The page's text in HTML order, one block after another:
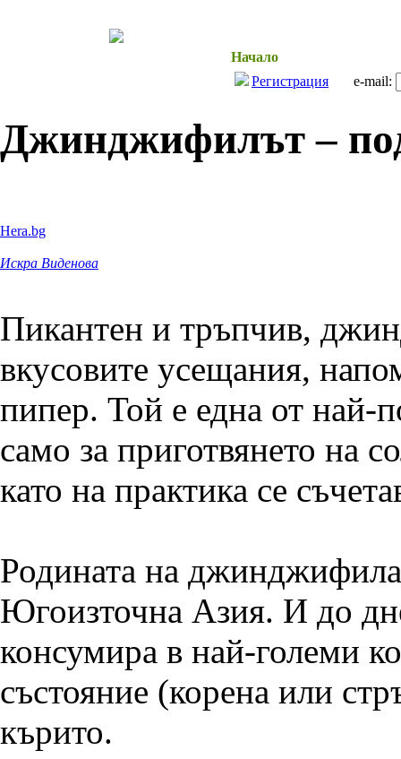
Начало
Регистрация
e-mail:
Джинджифилът –
Hera.bg
Искра Виденова
Пикантен и тръпчив,
вкусовите усещания,
пипер. Той е една от най-
само за приготвянето на
като на практика се
Родината на
Югоизточна Азия. И до
консумира в най-големи
състояние (корена или
кърито.